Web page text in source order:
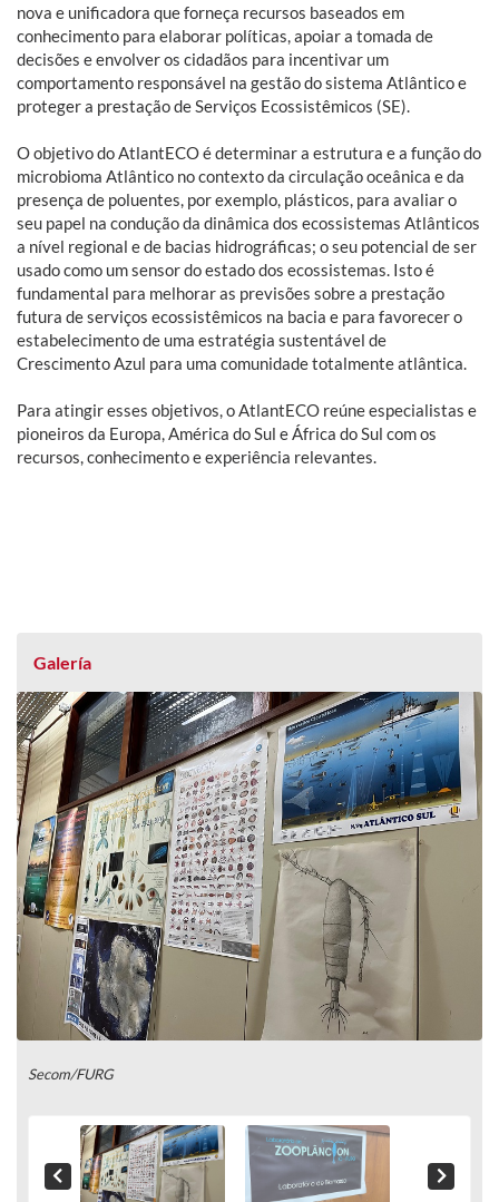
nova e unificadora que forneça recursos baseados em
conhecimento para elaborar políticas, apoiar a tomada de
decisões e envolver os cidadãos para incentivar um
comportamento responsável na gestão do sistema Atlântico e
proteger a prestação de Serviços Ecossistêmicos (SE).
O objetivo do AtlantECO é determinar a estrutura e a função do
microbioma Atlântico no contexto da circulação oceânica e da
presença de poluentes, por exemplo, plásticos, para avaliar o
seu papel na condução da dinâmica dos ecossistemas Atlânticos
a nível regional e de bacias hidrográficas; o seu potencial de ser
usado como um sensor do estado dos ecossistemas. Isto é
fundamental para melhorar as previsões sobre a prestação
futura de serviços ecossistêmicos na bacia e para favorecer o
estabelecimento de uma estratégia sustentável de
Crescimento Azul para uma comunidade totalmente atlântica.
Para atingir esses objetivos, o AtlantECO reúne especialistas e
pioneiros da Europa, América do Sul e África do Sul com os
recursos, conhecimento e experiência relevantes.
Galería
Secom/FURG